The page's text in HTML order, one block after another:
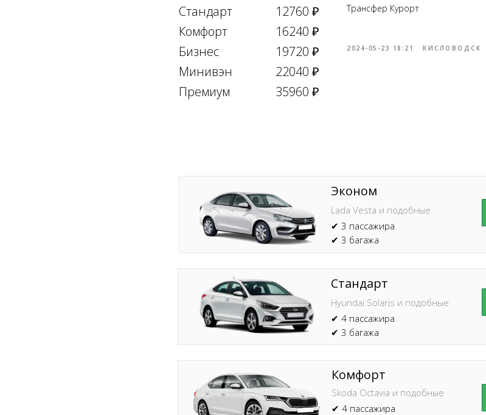
Стандарт
12760 ₽
Комфорт
16240 ₽
Бизнес
19720 ₽
Минивэн
22040 ₽
Премиум
35960 ₽
Трансфер Курорт
2024-05-23 18:21 КИСЛОВОДСК
Стандарт
Hyundai Solaris и подобные
✔ 4 пассажира
✔ 3 багажа
Эконом
Lada Vesta и подобные
✔ 3 пассажира
✔ 3 багажа
Комфорт
Skoda Octavia и подобные
✔ 4 пассажира